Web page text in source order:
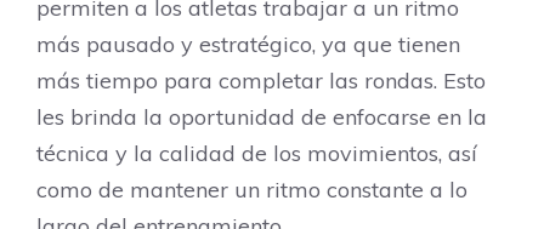
permiten a los atletas trabajar a un ritmo
más pausado y estratégico, ya que tienen
más tiempo para completar las rondas. Esto
les brinda la oportunidad de enfocarse en la
técnica y la calidad de los movimientos, así
como de mantener un ritmo constante a lo